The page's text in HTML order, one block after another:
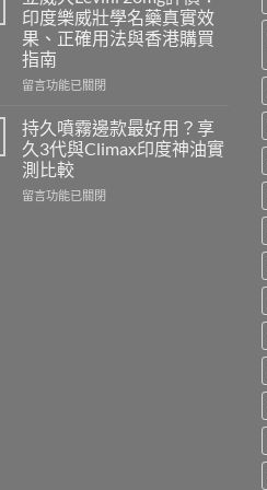
100、
Kamagra
與
Kamagra
Oral
全
面
比
較〉
中
香
港
哪
裡
買？
利
士
學
名
藥
印度樂威壯學名藥真實效
果、正確用法與香港購買
指南
在
威
大
Levifil
20mg
評
留言功能已關閉
持久噴霧邊款最好用？享
久3代與Climax印度神油實
測比較
在
留言功能已關閉